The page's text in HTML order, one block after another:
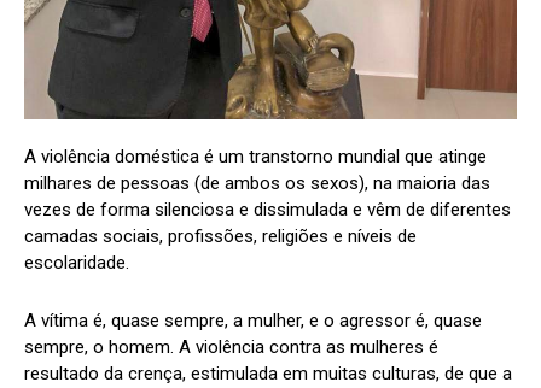
A violência doméstica é um transtorno mundial que atinge
milhares de pessoas (de ambos os sexos), na maioria das
vezes de forma silenciosa e dissimulada e vêm de diferentes
camadas sociais, profissões, religiões e níveis de
escolaridade.
A vítima é, quase sempre, a mulher, e o agressor é, quase
sempre, o homem. A violência contra as mulheres é
resultado da crença, estimulada em muitas culturas, de que a